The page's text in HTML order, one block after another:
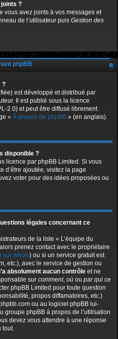
?
vous avez joints à vos messages et
de l’utilisateur puis Gestion des
phpBB
?
est développé et distribué par
Il est publié sous la licence
2.0) et peut être diffusé librement.
« À propos de phpBB » (en anglais).
disponible ?
licence par phpBB Limited. Si vous
d’être ajoutée, visitez la page
voter pour des idées proposées ou
légales concernant ce
de la liste « L’équipe du
prenez contact avec le propriétaire
sur whois) ou si un service gratuit est
etc.), avec le service de gestion ou
absolument aucun contrôle et ne
sur comment, où ou par qui ce
phpBB Limited pour toute question
propos diffamatoires, etc.)
ou au logiciel phpBB lui-
groupe phpBB à propos de l’utilisation
devez vous attendre à une réponse
tout.